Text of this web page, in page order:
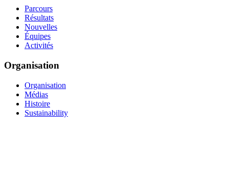
Parcours
Résultats
Nouvelles
Équipes
Activités
Organisation
Organisation
Médias
Histoire
Sustainability